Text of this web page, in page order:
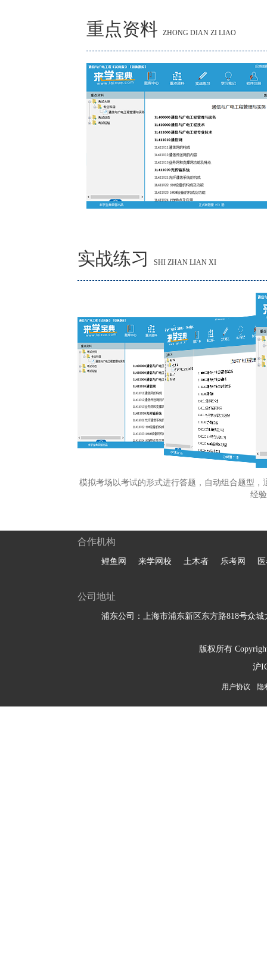
重点资料 ZHONG DIAN ZI LIAO
实战练习 SHI ZHAN LIAN XI
模拟考场以考试的形式进行答题，自动组合题型
经
合作机构
鲤鱼网 来学网校 土木者 乐考网
公司地址
浦东公司：上海市浦东新区东方路818号众城
版权所有
沪
用户协议 隐